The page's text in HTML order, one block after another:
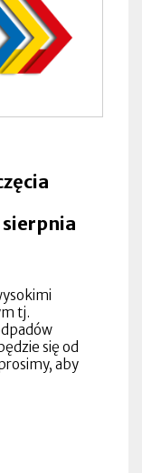
tj.
się od
aby